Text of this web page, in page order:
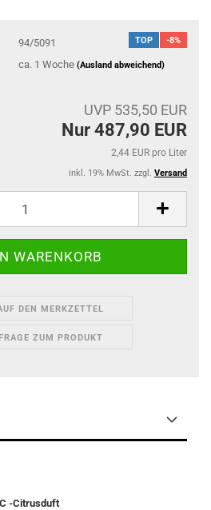
TOP -8%
94/5091
ca. 1 Woche (Ausland abweichend)
UVP 535,50 EUR
Nur 487,90 EUR
2,44 EUR pro Liter
inkl. 19% MwSt. zzgl. Versand
DEN MERKZETTEL
ZUM PRODUKT
-Citrusduft